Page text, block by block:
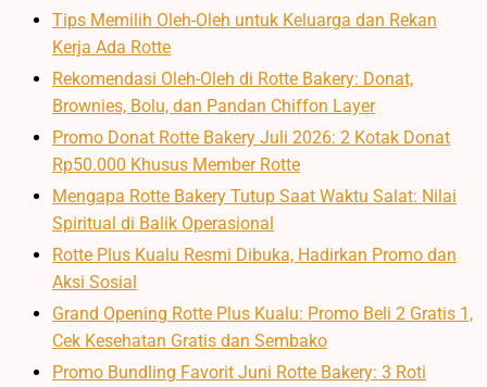
Tips Memilih Oleh-Oleh untuk Keluarga dan Rekan
Kerja Ada Rotte
Rekomendasi Oleh-Oleh di Rotte Bakery: Donat,
Brownies, Bolu, dan Pandan Chiffon Layer
Promo Donat Rotte Bakery Juli 2026: 2 Kotak Donat
Rp50.000 Khusus Member Rotte
Mengapa Rotte Bakery Tutup Saat Waktu Salat: Nilai
Spiritual di Balik Operasional
Rotte Plus Kualu Resmi Dibuka, Hadirkan Promo dan
Aksi Sosial
Grand Opening Rotte Plus Kualu: Promo Beli 2 Gratis 1,
Cek Kesehatan Gratis dan Sembako
Promo Bundling Favorit Juni Rotte Bakery: 3 Roti